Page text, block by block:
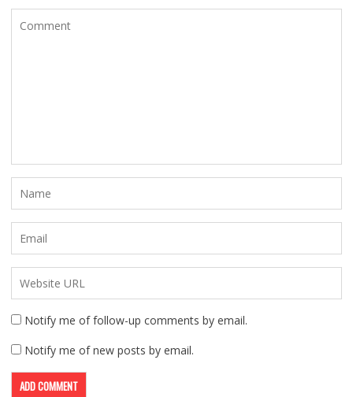
Notify me of follow-up comments by email.
Notify me of new posts by email.